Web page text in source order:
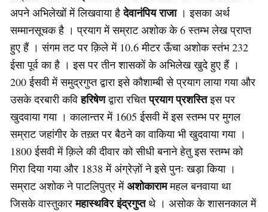
अपने अभिलेखों में लिखवाया हैदेवानंपिय राजा । इसका अर्थ
सम्मानसूचक है । प्रयाग में सम्राट अशोक के 6 स्तम्भ लेख प्राप्त
हुए हैं । संगम तट पर क़िले में 10.6 मीटर ऊँचा अशोक स्तंभ 232
ईसा पूर्व का है । इस पर तीन शासकों के अभिलेख खुदे हुए हैं ।
200 ईसवी में समुद्रगुप्त द्वारा इसे कौशाम्बी से प्रयाग लाया गया और
उसके दरबारी कविहरिषेणद्वारा रचितप्रयाग प्रशस्तिइस पर
खुदवाया गया । कालान्तर में 1605 ईसवी में इस स्तम्भ पर मुगल
सम्राट जहांगीर के तख़्त पर बैठने का वाकिया भी खुदवाया गया ।
1800 ईसवी में क़िले की दीवार को सीधी बनाने हेतु इस स्तम्भ को
गिरा दिया गया और 1838 में अंग्रेज़ों ने इसे पुनः खड़ा किया ।
सम्राट अशोक ने पाटलिपुत्र मेंअशोकाराममहल बनवाया था
जिसके वास्तुकारमहास्थविर इंद्रगुप्तथे । असोक के शासनकाल में